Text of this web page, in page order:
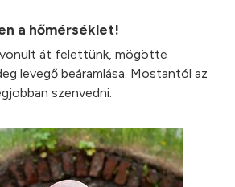
a hőmérséklet!
át felettünk, mögötte
levegő beáramlása. Mostantól az
szenvedni.